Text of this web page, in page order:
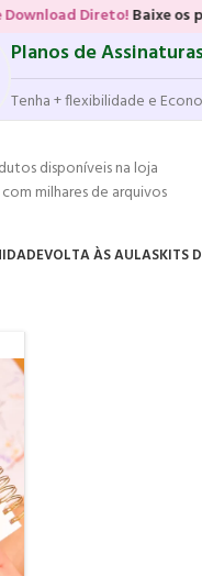
Baixe os produtos
Planos de
Tenha + flexibilidade e
disponíveis na loja
com milhares de arquivos
VOLTA ÀS AULASKITS